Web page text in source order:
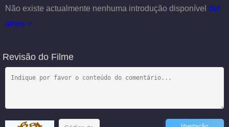
Não existe actualmente nenhuma introdução disponível det
alhes
Revisão do Filme